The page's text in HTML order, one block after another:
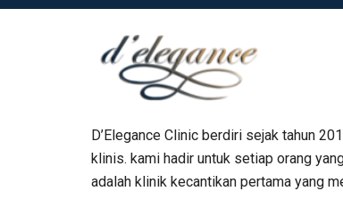
D’Elegance Clinic berdiri sejak tahun
klinis. kami hadir untuk setiap orang
adalah klinik kecantikan pertama yang